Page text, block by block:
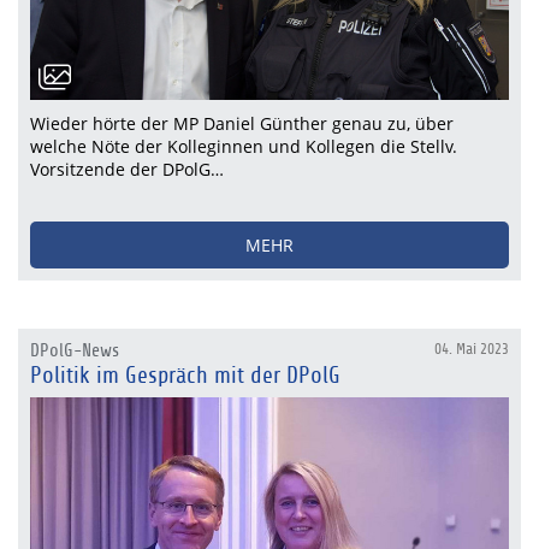
Wieder hörte der MP Daniel Günther genau zu, über
welche Nöte der Kolleginnen und Kollegen die Stellv.
Vorsitzende der DPolG…
MEHR
04. Mai 2023
DPolG-News
Politik im Gespräch mit der DPolG